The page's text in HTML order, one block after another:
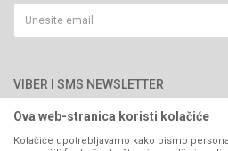
066/44-99-00
Saradnja
Kontakt
Kako kupiti
Isporuka
Pravo na odustajanje
Reklamacije
Povraćaj sredstava
VIBER I SMS NEWSLETTER
Ova web-stranica koristi kolačiće
Kolačiće upotrebljavamo kako bismo